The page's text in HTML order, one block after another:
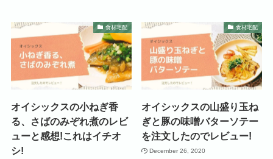
食材宅配
オイシックスの小ねぎ香
る、さばのみぞれ煮のレビ
ューと感想!これはイチオ
シ!
食材宅配
オイシックスの山盛り玉ね
ぎと豚の味噌バターソテー
を注文したのでレビュー!
December 26, 2020